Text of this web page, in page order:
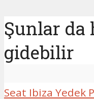
Şunlar da
gidebilir
Seat Ibiza Yedek